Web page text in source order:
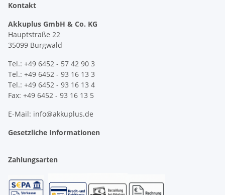
Kontakt
Akkuplus GmbH & Co. KG
Hauptstraße 22
35099 Burgwald
Tel.: +49 6452 - 57 42 90 3
Tel.: +49 6452 - 93 16 13 3
Tel.: +49 6452 - 93 16 13 4
Fax: +49 6452 - 93 16 13 5
E-Mail: info@akkuplus.de
Gesetzliche Informationen
Zahlungsarten